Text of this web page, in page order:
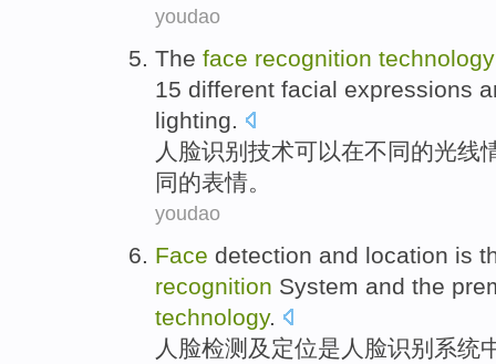
youdao
The face recognition technology
15 different facial expressions
lighting.
人脸识别 技术可以在不同的光线
同的表情。
youdao
Face detection and location is
recognition System and the
technology.
人脸检测 及 定位是 人脸识别 系统